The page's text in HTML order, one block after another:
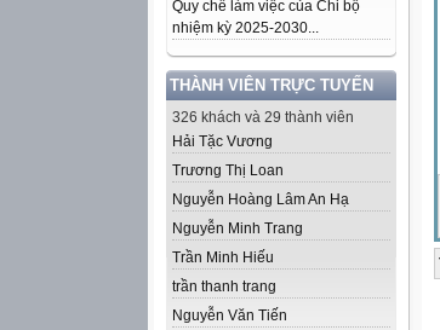
Quy chế làm việc của Chi bộ
nhiệm kỳ 2025-2030...
THÀNH VIÊN TRỰC TUYẾN
326 khách và 29 thành viên
Hải Tặc Vương
Trương Thị Loan
Nguyễn Hoàng Lâm An Hạ
Nguyễn Minh Trang
Trần Minh Hiếu
trần thanh trang
Nguyễn Văn Tiến